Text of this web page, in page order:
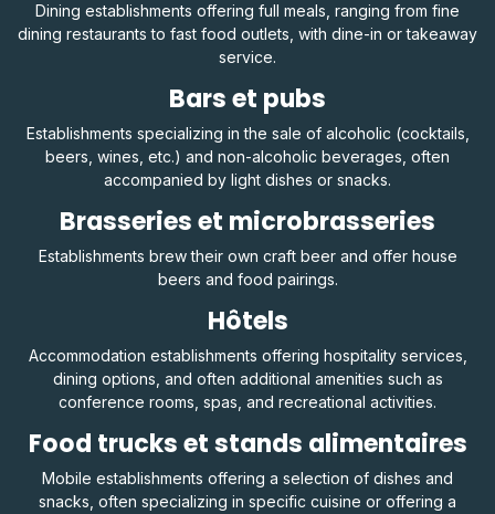
Dining establishments offering full meals, ranging from fine
dining restaurants to fast food outlets, with dine-in or takeaway
service.
Bars et pubs
Establishments specializing in the sale of alcoholic (cocktails,
beers, wines, etc.) and non-alcoholic beverages, often
accompanied by light dishes or snacks.
Brasseries et microbrasseries
Establishments brew their own craft beer and offer house
beers and food pairings.
Hôtels
Accommodation establishments offering hospitality services,
dining options, and often additional amenities such as
conference rooms, spas, and recreational activities.
Food trucks et stands alimentaires
Mobile establishments offering a selection of dishes and
snacks, often specializing in specific cuisine or offering a